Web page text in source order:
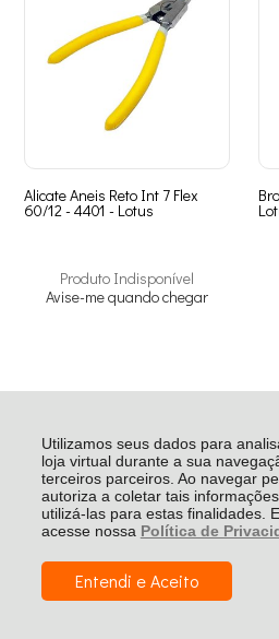
Utilizamos seus dados para
loja virtual durante a sua
terceiros parceiros. Ao navegar
autoriza a coletar tais
utilizá-las para estas finalidades.
acesse nossa Política de
Entendi e Aceito
Alicate Aneis Reto Int 7 Flex
60/12 - 4401 - Lotus
Produto Indisponível
Avise-me quando chegar